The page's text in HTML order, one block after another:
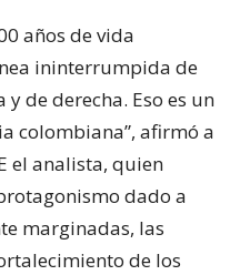
años de vida
ininterrumpida de
de derecha. Eso es un
colombiana”, afirmó a
el analista, quien
dado a
marginadas, las
de los